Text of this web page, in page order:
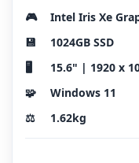
🎮
Intel Iris Xe
💾
1024GB SSD
🖥️
15.6" | 1920 x
🧩
Windows 11
⚖️
1.62kg